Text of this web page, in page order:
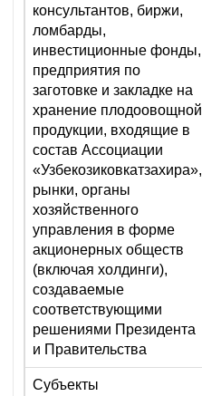
консультантов, биржи,
ломбарды,
инвестиционные фонды,
предприятия по
заготовке и закладке на
хранение плодоовощной
продукции, входящие в
состав Ассоциации
«Узбекозиковкатзахира»,
рынки, органы
хозяйственного
управления в форме
акционерных обществ
(включая холдинги),
создаваемые
соответствующими
решениями Президента
и Правительства
Субъекты